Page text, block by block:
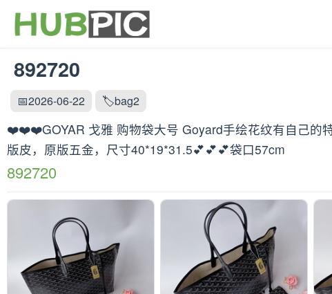
892720
📅2026-06-22 🏷️bag2
❤️❤️❤️GOYAR 戈雅 购物袋大号 Goyard手绘花纹有自己的
版皮，原版五金，尺寸40*19*31.5💕💕💕袋口57cm
892720